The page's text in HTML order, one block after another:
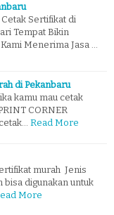
Sertifikat di
Tempat Bikin
Menerima Jasa …
di Pekanbaru
kamu mau cetak
CORNER
Read More
murah Jenis
bisa digunakan untuk
More